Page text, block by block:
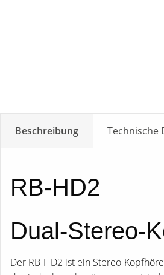
Beschreibung Technische
RB-HD2
Dual-Stereo-
Der RB-HD2 ist ein Stereo-